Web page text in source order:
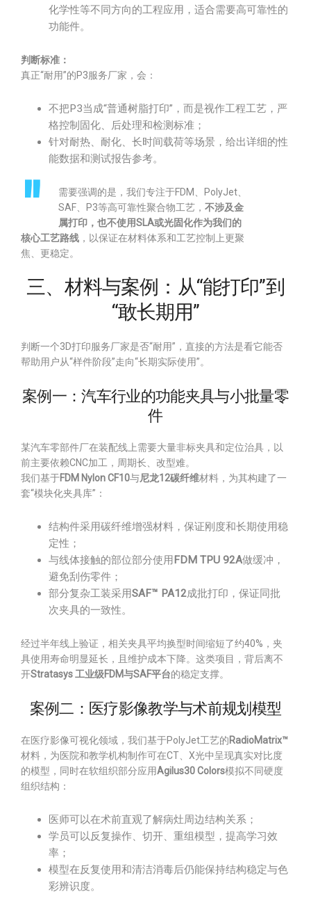
化学性等不同方向的工程应用，适合需要高可靠性的
功能件。
判断标准：
真正“耐用”的P3服务厂家，会：
不把P3当成“普通树脂打印”，而是视作工程工艺，严
格控制固化、后处理和检测标准；
针对耐热、耐化、长时间载荷等场景，给出详细的性
能数据和测试报告参考。
需要强调的是，我们专注于FDM、PolyJet、
SAF、P3等高可靠性聚合物工艺， 不涉及金
属打印，也不使用SLA或光固化作为我们的
核心工艺路线 ，以保证在材料体系和工艺控制上更聚
焦、更稳定。
三、材料与案例：从“能打印”到
“敢长期用”
判断一个3D打印服务厂家是否“耐用”，直接的方法是看它能否
帮助用户从“样件阶段”走向“长期实际使用”。
案例一：汽车行业的功能夹具与小批量零
件
某汽车零部件厂在装配线上需要大量非标夹具和定位治具，以
前主要依赖CNC加工，周期长、改型难。
我们基于FDM Nylon CF10与尼龙12碳纤维材料，为其构建了一
套“模块化夹具库”：
结构件采用碳纤维增强材料，保证刚度和长期使用稳
定性；
与线体接触的部位部分使用 FDM TPU 92A做缓冲，
避免刮伤零件；
部分复杂工装采用SAF™ PA12成批打印，保证同批
次夹具的一致性。
经过半年线上验证，相关夹具平均换型时间缩短了约40%，夹
具使用寿命明显延长，且维护成本下降。这类项目，背后离不
开Stratasys 工业级FDM与SAF平台的稳定支撑。
案例二：医疗影像教学与术前规划模型
在医疗影像可视化领域，我们基于PolyJet工艺的RadioMatrix™
材料，为医院和教学机构制作可在CT、X光中呈现真实对比度
的模型，同时在软组织部分应用Agilus30 Colors模拟不同硬度
组织结构：
医师可以在术前直观了解病灶周边结构关系；
学员可以反复操作、切开、重组模型，提高学习效
率；
模型在反复使用和清洁消毒后仍能保持结构稳定与色
彩辨识度。